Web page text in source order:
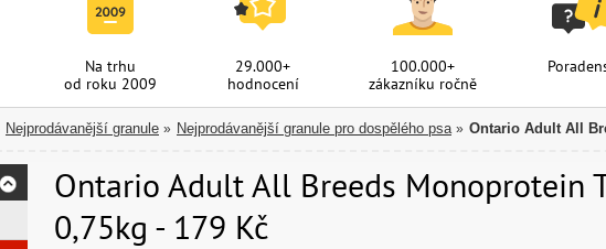
Na trhu
od roku 2009
29.000+
hodnocení
100.000+
zákazníku ročně
Nejprodávanější granule » Nejprodávanější granule pro dospělého psa » Ontario Adult All
Ontario Adult All Breeds Monoprotein
0,75kg - 179 Kč